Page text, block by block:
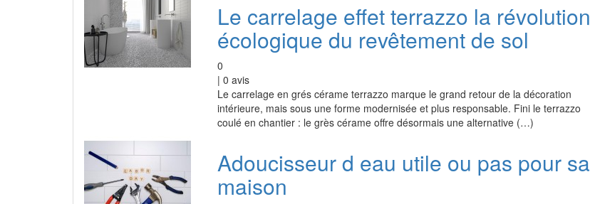
Le carrelage effet terrazzo la révolution
écologique du revêtement de sol
0
| 0 avis
Le carrelage en grés cérame terrazzo marque le grand retour de la décoration
intérieure, mais sous une forme modernisée et plus responsable. Fini le terrazzo
coulé en chantier : le grès cérame offre désormais une alternative (…)
Adoucisseur d eau utile ou pas pour sa
maison